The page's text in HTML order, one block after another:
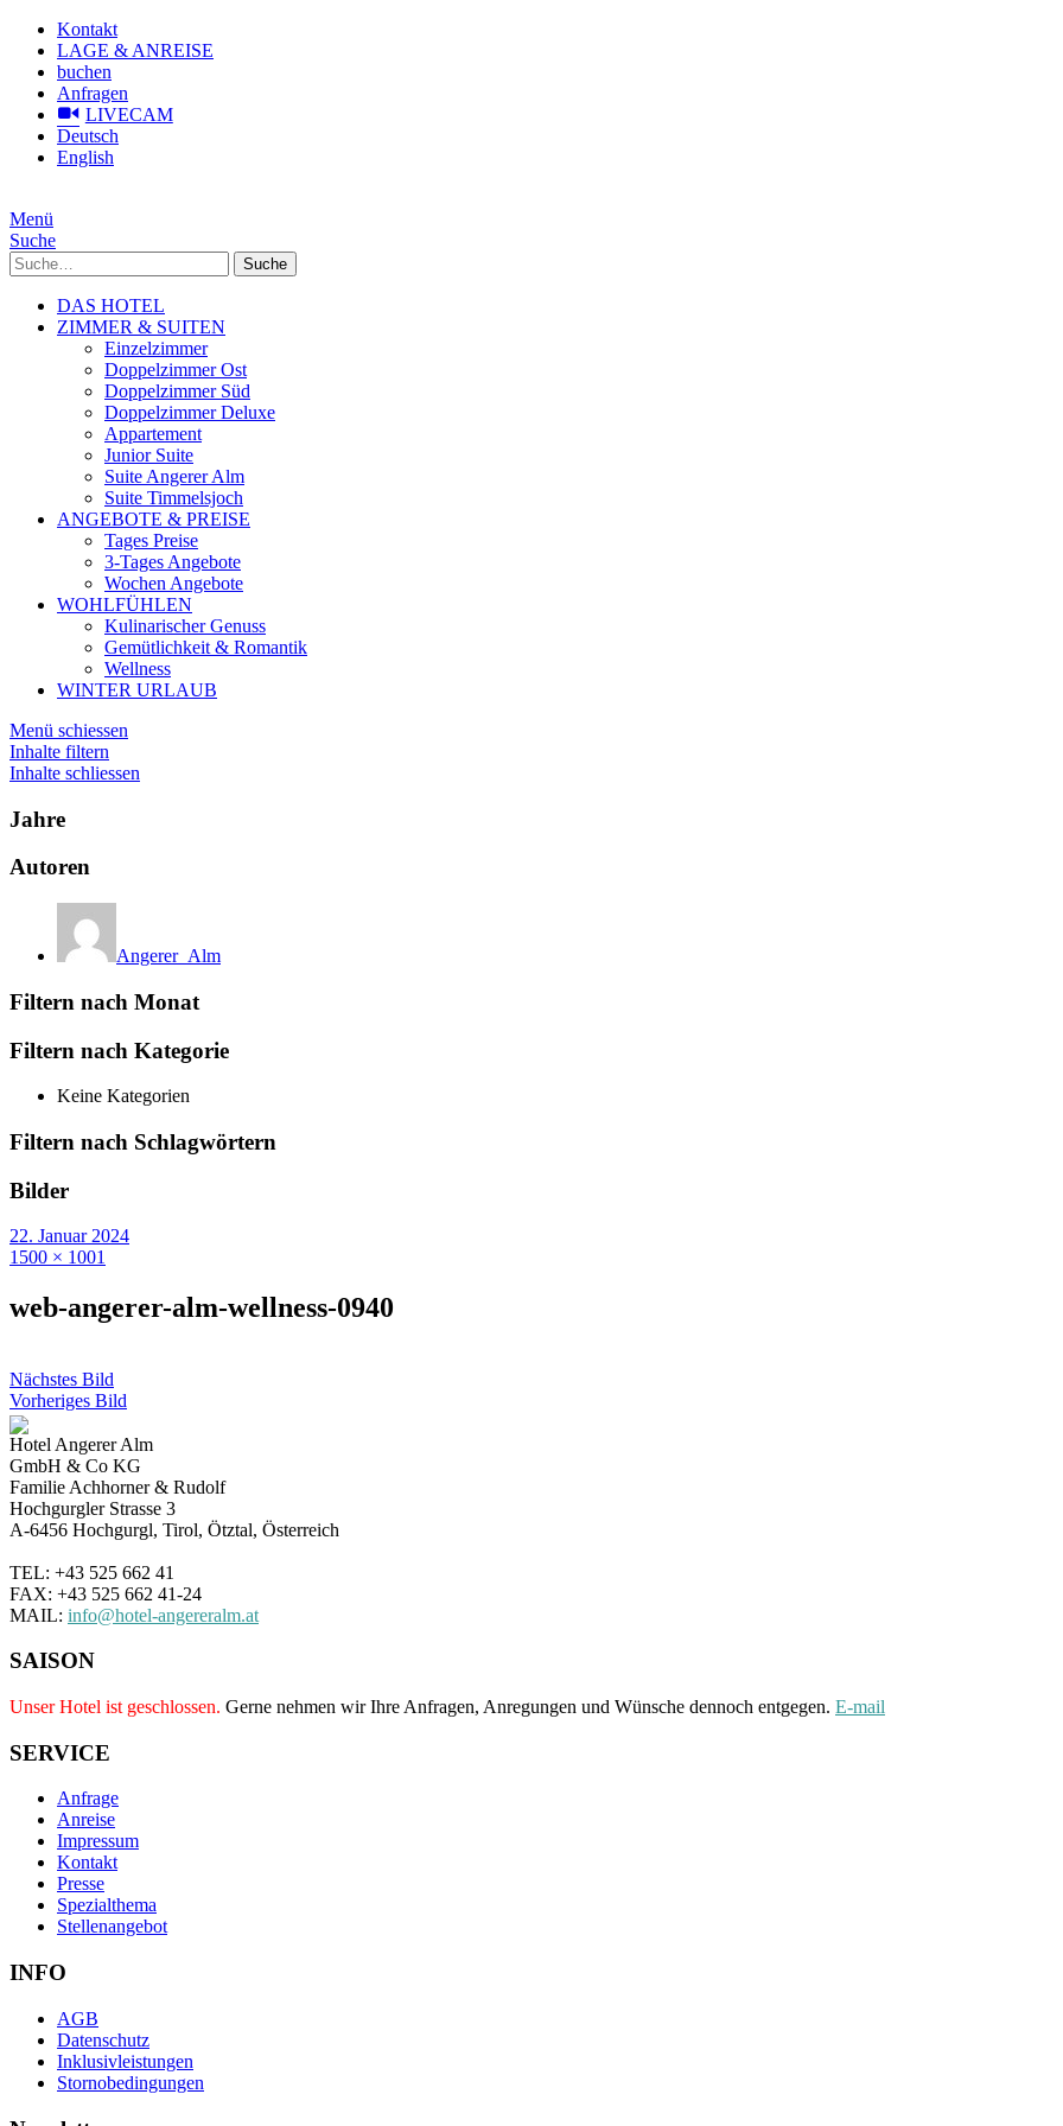
Kontakt
LAGE & ANREISE
buchen
Anfragen
LIVECAM
Deutsch
English
Menü
Suche
Suche
DAS HOTEL
ZIMMER & SUITEN
Einzelzimmer
Doppelzimmer Ost
Doppelzimmer Süd
Doppelzimmer Deluxe
Appartement
Junior Suite
Suite Angerer Alm
Suite Timmelsjoch
ANGEBOTE & PREISE
Tages Preise
3-Tages Angebote
Wochen Angebote
WOHLFÜHLEN
Kulinarischer Genuss
Gemütlichkeit & Romantik
Wellness
WINTER URLAUB
Menü schiessen
Inhalte filtern
Inhalte schliessen
Jahre
Autoren
Angerer_Alm
Filtern nach Monat
Filtern nach Kategorie
Keine Kategorien
Filtern nach Schlagwörtern
Bilder
22. Januar 2024
1500 × 1001
web-angerer-alm-wellness-0940
Nächstes Bild
Vorheriges Bild
Hotel Angerer Alm
GmbH & Co KG
Familie Achhorner & Rudolf
Hochgurgler Strasse 3
A-6456 Hochgurgl, Tirol, Ötztal, Österreich
TEL: +43 525 662 41
FAX: +43 525 662 41-24
MAIL: info@hotel-angereralm.at
SAISON
Unser Hotel ist geschlossen. Gerne nehmen wir Ihre Anfragen, Anregungen und Wünsche dennoch entgegen. E-mail
SERVICE
Anfrage
Anreise
Impressum
Kontakt
Presse
Spezialthema
Stellenangebot
INFO
AGB
Datenschutz
Inklusivleistungen
Stornobedingungen